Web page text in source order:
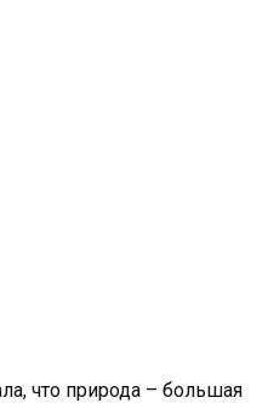
что природа – большая